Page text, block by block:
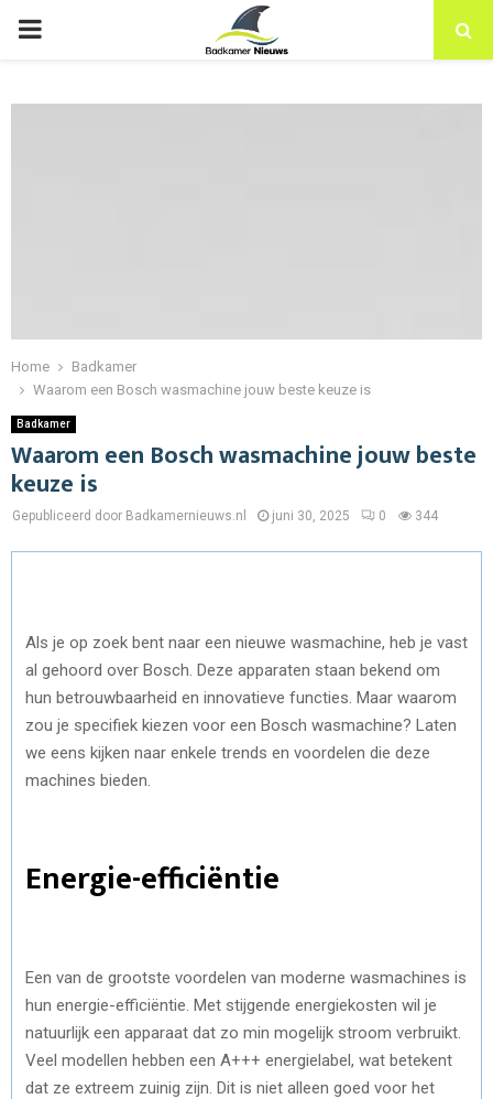
PRIMARY
Home
Badkamer
Waarom een Bosch wasmachine jouw beste keuze is
Badkamer
Waarom een Bosch wasmachine jouw beste
keuze is
Gepubliceerd door Badkamernieuws.nl juni 30, 2025 0 344
Als je op zoek bent naar een nieuwe wasmachine, heb je vast
al gehoord over Bosch. Deze apparaten staan bekend om
hun betrouwbaarheid en innovatieve functies. Maar waarom
zou je specifiek kiezen voor een Bosch wasmachine? Laten
we eens kijken naar enkele trends en voordelen die deze
machines bieden.
Energie-efficiëntie
Een van de grootste voordelen van moderne wasmachines is
hun energie-efficiëntie. Met stijgende energiekosten wil je
natuurlijk een apparaat dat zo min mogelijk stroom verbruikt.
Veel modellen hebben een A+++ energielabel, wat betekent
dat ze extreem zuinig zijn. Dit is niet alleen goed voor het